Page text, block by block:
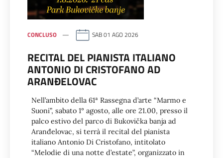
CONCLUSO SAB 01 AGO 2026
RECITAL DEL PIANISTA ITALIANO
ANTONIO DI CRISTOFANO AD
ARANĐELOVAC
Nell’ambito della 61ª Rassegna d’arte “Marmo e
Suoni”, sabato 1° agosto, alle ore 21.00, presso il
palco estivo del parco di Bukovička banja ad
Aranđelovac, si terrà il recital del pianista
italiano Antonio Di Cristofano, intitolato
“Melodie di una notte d’estate”, organizzato in